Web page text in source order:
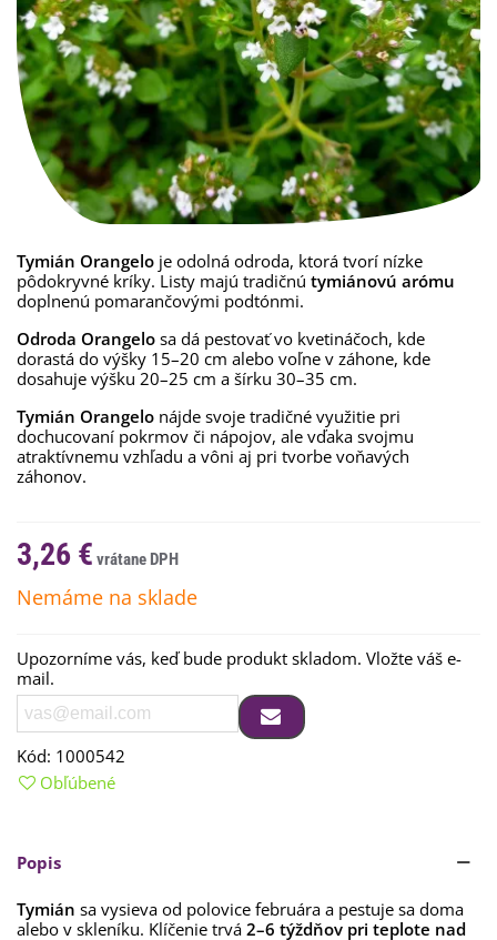
Tymián Orangelo je odolná odroda, ktorá tvorí nízke
pôdokryvné kríky. Listy majú tradičnú tymiánovú arómu
doplnenú pomarančovými podtónmi.
Odroda Orangelo sa dá pestovať vo kvetináčoch, kde
dorastá do výšky 15–20 cm alebo voľne v záhone, kde
dosahuje výšku 20–25 cm a šírku 30–35 cm.
Tymián Orangelo nájde svoje tradičné využitie pri
dochucovaní pokrmov či nápojov, ale vďaka svojmu
atraktívnemu vzhľadu a vôni aj pri tvorbe voňavých
záhonov.
3,26 €
Nemáme na sklade
Upozorníme vás, keď bude produkt skladom. Vložte váš e-
mail.
Kód: 1000542
Obľúbené
Popis
Tymián sa vysieva od polovice februára a pestuje sa doma
alebo v skleníku. Klíčenie trvá 2–6 týždňov pri teplote nad